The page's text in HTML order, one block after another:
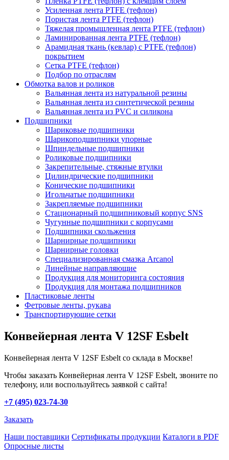
Усиленная лента PTFE (тефлон)
Пористая лента PTFE (тефлон)
Тяжелая промышленная лента PTFE (тефлон)
Ламинированная лента PTFE (тефлон)
Арамидная ткань (кевлар) с PTFE (тефлон)
покрытием
Сетка PTFE (тефлон)
Подбор по отраслям
Обмотка валов и роликов
Вальянная лента из натуральной резины
Вальянная лента из синтетической резины
Вальянная лента из PVC и силикона
Подшипники
Шариковые подшипники
Шарикоподшипники упорные
Шпиндельные подшипники
Роликовые подшипники
Закрепительные, стяжные втулки
Цилиндрические подшипники
Конические подшипники
Игольчатые подшипники
Закрепляемые подшипники
Стационарный подшипниковый корпус SNS
Чугунные подшипники с корпусами
Подшипники скольжения
Шарнирные подшипники
Шарнирные головки
Специализированная смазка Arcanol
Линейные направляющие
Продукция для мониторинга состояния
Продукция для монтажа подшипников
Пластиковые ленты
Фетровые ленты, рукава
Транспортирующие сетки
Конвейерная лента V 12SF Esbelt
Конвейерная лента V 12SF Esbelt со склада в Москве!
Чтобы заказать Конвейерная лента V 12SF Esbelt, звоните по
телефону, или воспользуйтесь заявкой с сайта!
+7 (495) 023-74-30
Заказать
Наши поставщики Сертификаты продукции Каталоги в PDF
Опросные листы